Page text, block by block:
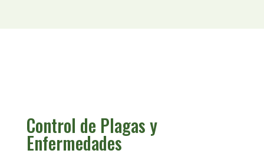
Control de Plagas y
Enfermedades